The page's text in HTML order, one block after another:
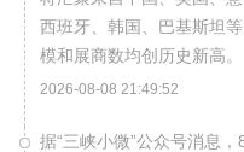
西班牙、韩国、巴基斯坦
模和展商数均创历史新高。
2026-08-08 21:49:52
据“三峡小微”公众号消息